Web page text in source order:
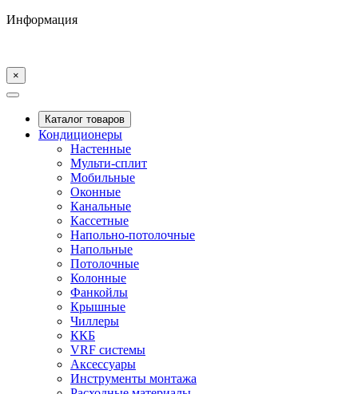
Информация
×
Каталог товаров
Кондиционеры
Настенные
Мульти-сплит
Мобильные
Оконные
Канальные
Кассетные
Напольно-потолочные
Напольные
Потолочные
Колонные
Фанкойлы
Крышные
Чиллеры
ККБ
VRF системы
Аксессуары
Инструменты монтажа